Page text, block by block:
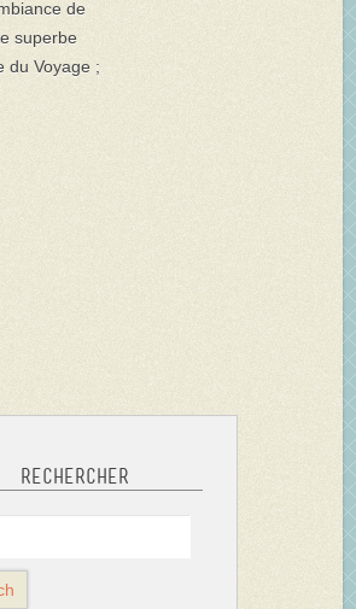
de
superbe
du Voyage ;
Rechercher